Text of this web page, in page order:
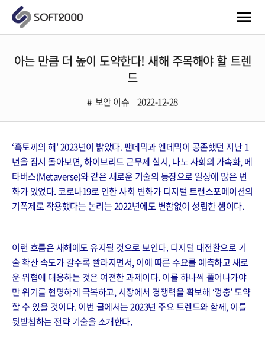
아는 만큼 더 높이 도약한다! 새해 주목해야 할 트렌
드
보안 이슈 2022-12-28
‘흑토끼의 해’ 2023년이 밝았다. 팬데믹과 엔데믹이 공존했던 지난 1
년을 잠시 돌아보면, 하이브리드 근무제 실시, 나노 사회의 가속화, 메
타버스(Metaverse)와 같은 새로운 기술의 등장으로 일상에 많은 변
화가 있었다. 코로나19로 인한 사회 변화가 디지털 트랜스포메이션의
기폭제로 작용했다는 논리는 2022년에도 변함없이 성립한 셈이다.
이런 흐름은 새해에도 유지될 것으로 보인다. 디지털 대전환으로 기
술 확산 속도가 갈수록 빨라지면서, 이에 따른 수요를 예측하고 새로
운 위협에 대응하는 것은 여전한 과제이다. 이를 하나씩 풀어나가야
만 위기를 현명하게 극복하고, 시장에서 경쟁력을 확보해 ‘껑충’ 도약
할 수 있을 것이다. 이번 글에서는 2023년 주요 트렌드와 함께, 이를
뒷받침하는 전략 기술을 소개한다.